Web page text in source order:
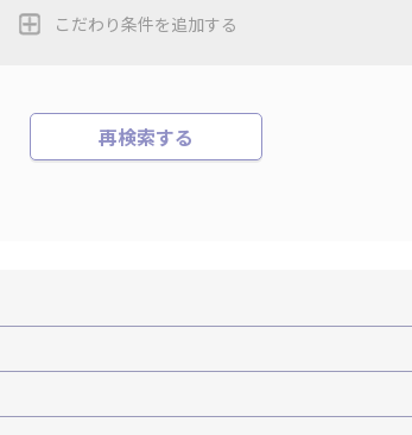
こだわり条件を追加する
再検索する